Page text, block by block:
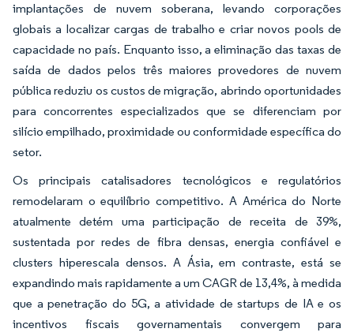
implantações de nuvem soberana, levando corporações
globais a localizar cargas de trabalho e criar novos pools de
capacidade no país. Enquanto isso, a eliminação das taxas de
saída de dados pelos três maiores provedores de nuvem
pública reduziu os custos de migração, abrindo oportunidades
para concorrentes especializados que se diferenciam por
silício empilhado, proximidade ou conformidade específica do
setor.
Os principais catalisadores tecnológicos e regulatórios
remodelaram o equilíbrio competitivo. A América do Norte
atualmente detém uma participação de receita de 39%,
sustentada por redes de fibra densas, energia confiável e
clusters hiperescala densos. A Ásia, em contraste, está se
expandindo mais rapidamente a um CAGR de 13,4%, à medida
que a penetração do 5G, a atividade de startups de IA e os
incentivos fiscais governamentais convergem para